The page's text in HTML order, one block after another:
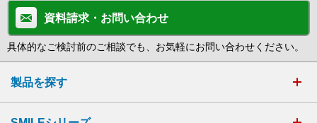
資料請求・お問い合わせ
具体的なご検討前のご相談でも、お気軽にお問い合わせください。
製品を探す